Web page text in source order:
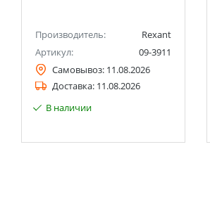
Производитель:
Rexant
Артикул:
09-3911
Самовывоз: 11.08.2026
Доставка: 11.08.2026
В наличии